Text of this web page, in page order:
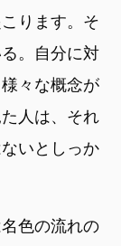
ります。そ
。自分に対
々な概念が
人は、それ
いとしっか
色の流れの